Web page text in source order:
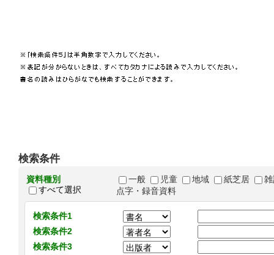
検索条件
資料種別
すべて選択
一般 児童 地域 紙芝居
点字・録音資料
検索条件1
検索条件2
検索条件3